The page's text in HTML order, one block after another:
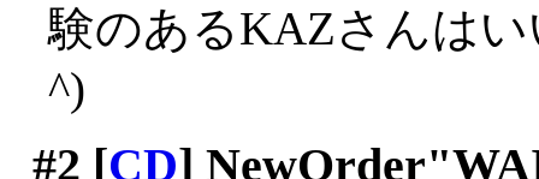
験のあるKAZさんは
^)
#2 [CD]